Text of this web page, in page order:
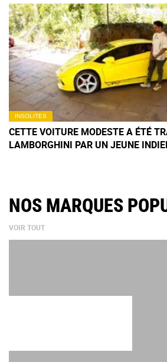
INSOLITES
CETTE VOITURE MODESTE A ÉTÉ
LAMBORGHINI PAR UN JEUNE
NOS MARQUES
VOIR TOUT